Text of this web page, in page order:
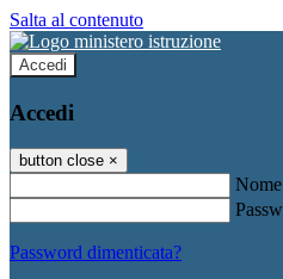
Salta al contenuto
Accedi
Accedi
button close ×
Password dimenticata?